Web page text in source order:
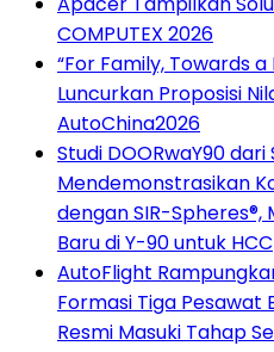
COMPUTEX 2026
“For Family, Towards
Luncurkan Proposisi
AutoChina2026
Studi DOORwaY90
Mendemonstrasikan
dengan SIR-
Baru di Y-90 untuk HCC
AutoFlight
Formasi Tiga Pesawat
Resmi Masuki Tahap